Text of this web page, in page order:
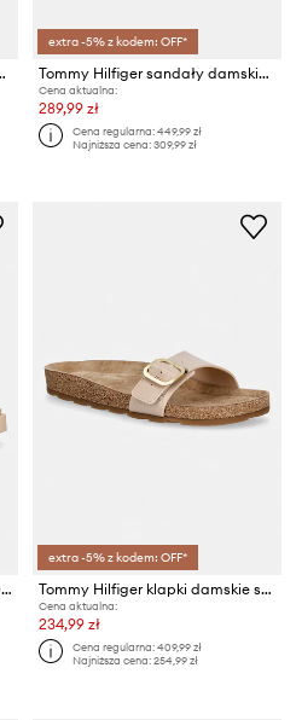
SANDAL LTH
extra -5% z kodem: OFF*
Tommy Hilfiger sandały damskie skórzane FLAT STRAPPY SANDAL LTH
Cena aktualna:
289,99 zł
Cena regularna:449,99 zł
Najniższa cena:309,99 zł
Tommy Hilfiger klapki damskie DOUBLE STRAP RAFFIA SANDAL
extra -5% z kodem: OFF*
Tommy Hilfiger klapki damskie skórzane TH CLASSIC CORK SANDAL PEARL LTH
Cena aktualna:
234,99 zł
Cena regularna:409,99 zł
Najniższa cena:254,99 zł